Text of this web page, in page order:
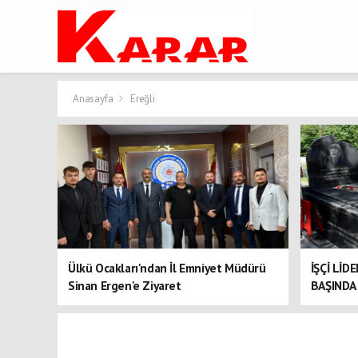
Anasayfa Ereğli
Ülkü Ocakları'ndan İl Emniyet Müdürü
Sinan Ergen'e Ziyaret
İŞÇİ